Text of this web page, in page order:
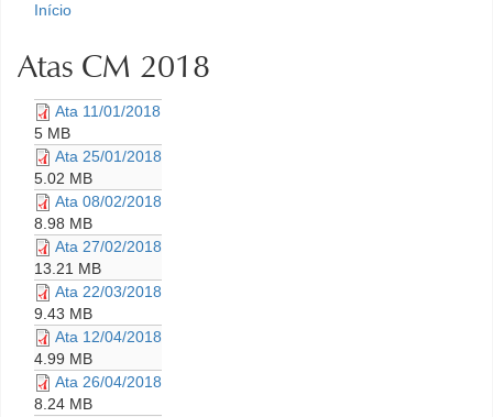
Início
Atas CM 2018
Ata 11/01/2018
5 MB
Ata 25/01/2018
5.02 MB
Ata 08/02/2018
8.98 MB
Ata 27/02/2018
13.21 MB
Ata 22/03/2018
9.43 MB
Ata 12/04/2018
4.99 MB
Ata 26/04/2018
8.24 MB